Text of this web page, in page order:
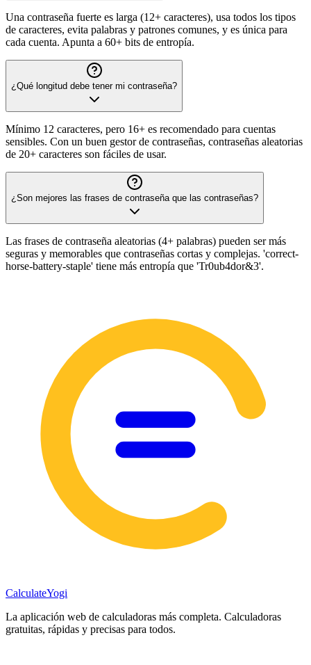
Una contraseña fuerte es larga (12+ caracteres), usa todos los tipos
de caracteres, evita palabras y patrones comunes, y es única para
cada cuenta. Apunta a 60+ bits de entropía.
¿Qué longitud debe tener mi contraseña?
Mínimo 12 caracteres, pero 16+ es recomendado para cuentas
sensibles. Con un buen gestor de contraseñas, contraseñas aleatorias
de 20+ caracteres son fáciles de usar.
¿Son mejores las frases de contraseña que las contraseñas?
Las frases de contraseña aleatorias (4+ palabras) pueden ser más
seguras y memorables que contraseñas cortas y complejas. 'correct-
horse-battery-staple' tiene más entropía que 'Tr0ub4dor&3'.
CalculateYogi
La aplicación web de calculadoras más completa. Calculadoras
gratuitas, rápidas y precisas para todos.